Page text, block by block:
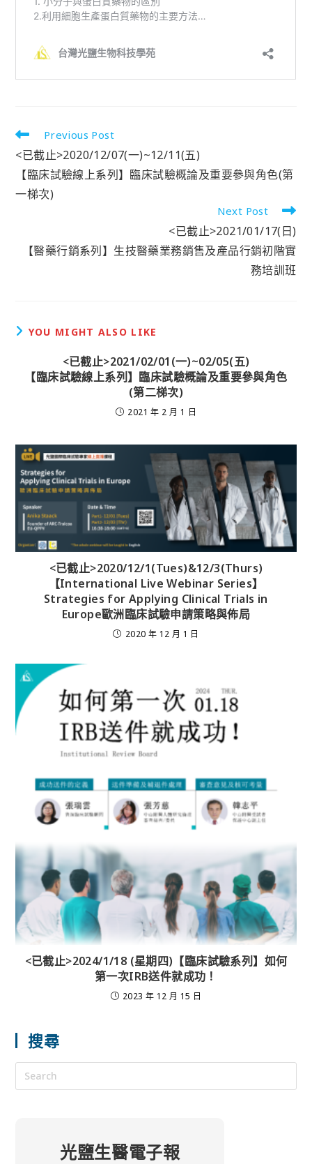
Previous Post
<已截止>2020/12/07(一)~12/11(五)
【臨床試驗線上系列】臨床試驗概論及重要參與角色(第
一梯次)
Next Post
<已截止>2021/01/17(日)
【醫藥行銷系列】生技醫藥業務銷售及產品行銷初階實
務培訓班
YOU MIGHT ALSO LIKE
<已截止>2021/02/01(一)~02/05(五)
【臨床試驗線上系列】臨床試驗概論及重要參與角色
(第二梯次)
2021 年 2 月 1 日
<已截止>2020/12/1(Tues)&12/3(Thurs)
【International Live Webinar Series】
Strategies for Applying Clinical Trials in
Europe歐洲臨床試驗申請策略與佈局
2020 年 12 月 1 日
<已截止>2024/1/18 (星期四)【臨床試驗系列】如何
第一次IRB送件就成功！
2023 年 12 月 15 日
搜尋
光鹽生醫電子報